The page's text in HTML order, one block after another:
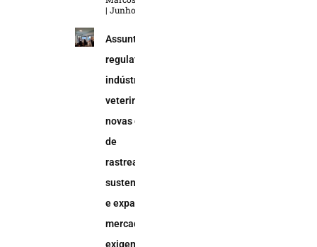
Junho 5, 2026
Assuntos
regulatórios na
indústria
veterinária:
novas demandas
de
rastreabilidade,
sustentabilidade
e expansão do
mercado animal
exigem uma